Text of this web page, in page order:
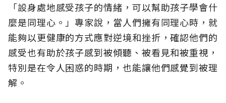
「設身處地感受孩子的情緒，可以幫助孩子學會什
麼是同理心。」專家說，當人們擁有同理心時，就
能夠以更健康的方式應對逆境和挫折，確認他們的
感受也有助於孩子感到被傾聽、被看見和被重視，
特別是在令人困惑的時期，也能讓他們感覺到被理
解。